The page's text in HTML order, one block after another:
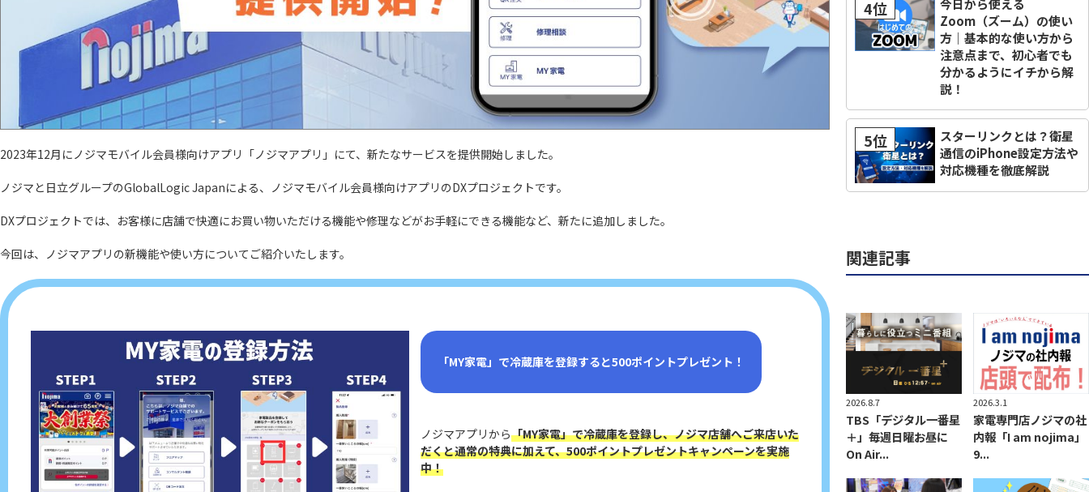
2023年12月にノジマモバイル会員様向けアプリ「ノジマアプリ」にて、新たなサービスを提供開始しました。
ノジマと日立グループのGlobalLogic Japanによる、ノジマモバイル会員様向けアプリのDXプロジェクトです。
DXプロジェクトでは、お客様に店舗で快適にお買い物いただける機能や修理などがお手軽にできる機能など、新たに追加しました。
今回は、ノジマアプリの新機能や使い方についてご紹介いたします。
「MY家電」で冷蔵庫を登録すると500ポイントプレゼント！
ノジマアプリから「MY家電」で冷蔵庫を登録し、ノジマ店舗へご来店いた
だくと通常の特典に加えて、500ポイントプレゼントキャンペーンを実施
中！
4位
今日から使える
Zoom（ズーム）の使い
方｜基本的な使い方から
注意点まで、初心者でも
分かるようにイチから解
説！
5位
スターリンクとは？衛星
通信のiPhone設定方法や
対応機種を徹底解説
関連記事
2026.8.7
TBS「デジタル一番星
＋」毎週日曜お昼に
On Air...
2026.3.1
家電専門店ノジマの社
内報「I am nojima」
9...